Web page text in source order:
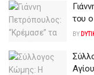
του
BY